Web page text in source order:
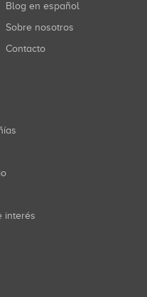
Blog en español
Sobre nosotros
Contacto
interés